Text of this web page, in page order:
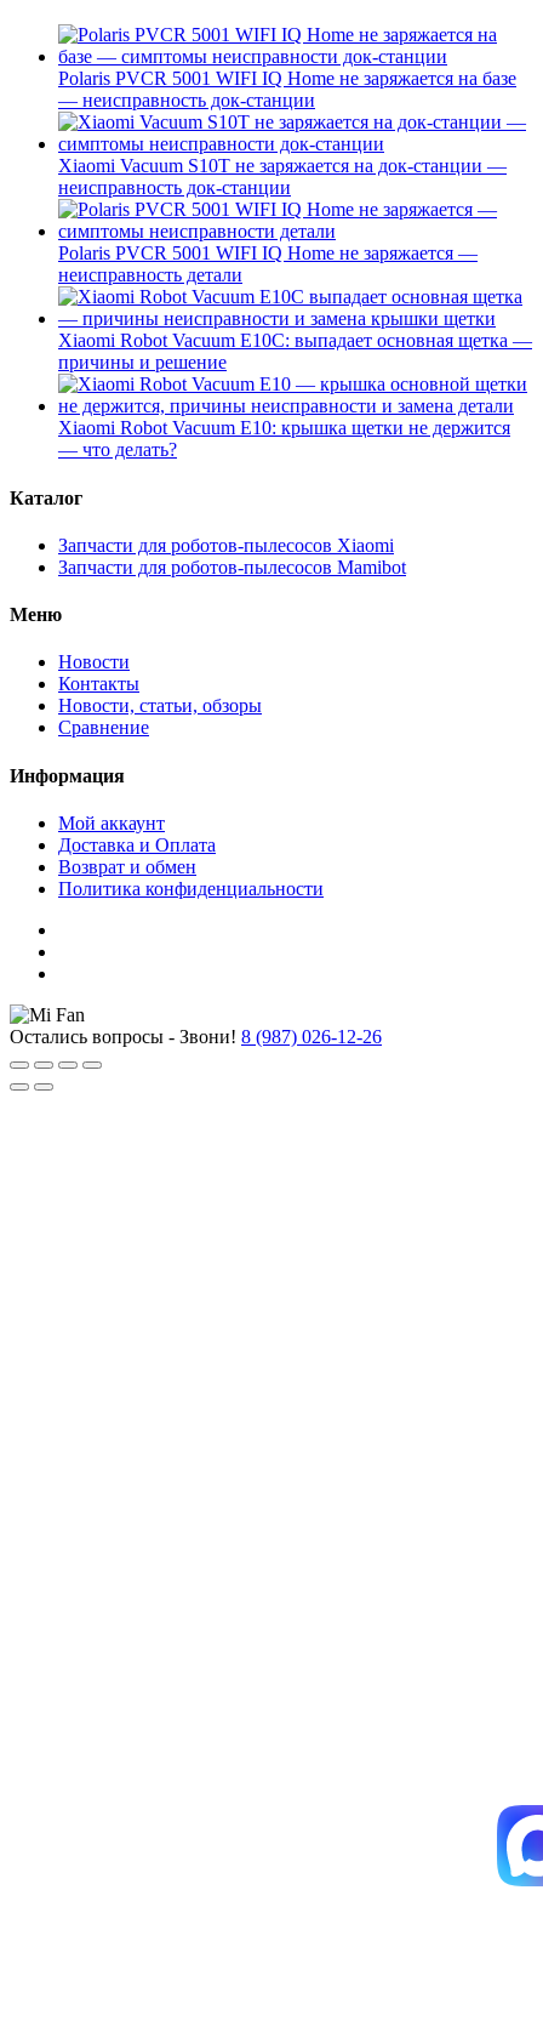
Polaris PVCR 5001 WIFI IQ Home не заряжается на базе
— неисправность док-станции
Xiaomi Vacuum S10T не заряжается на док-станции —
неисправность док-станции
Polaris PVCR 5001 WIFI IQ Home не заряжается —
неисправность детали
Xiaomi Robot Vacuum E10C: выпадает основная щетка —
причины и решение
Xiaomi Robot Vacuum E10: крышка щетки не держится
— что делать?
Каталог
Запчасти для роботов-пылесосов Xiaomi
Запчасти для роботов-пылесосов Mamibot
Меню
Новости
Контакты
Новости, статьи, обзоры
Сравнение
Информация
Мой аккаунт
Доставка и Оплата
Возврат и обмен
Политика конфиденциальности
Остались вопросы - Звони! 8 (987) 026-12-26